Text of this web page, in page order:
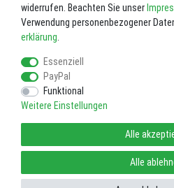
Wunschliste
* inkl. ges. MwSt. zzgl. Versandkosten
Impressum
Widerrufs­recht
widerrufen. Beachten Sie unser
Verwendung personenbezogener
erklärung
Essenziell
PayPal
Funktional
Weitere Einstellungen
Alle
Alle